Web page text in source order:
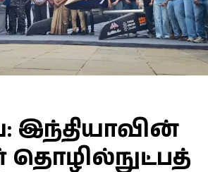
தொழில்நுட்பத்